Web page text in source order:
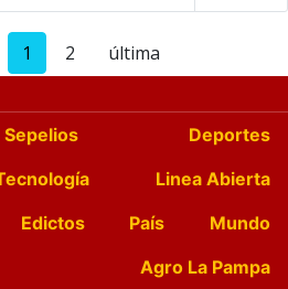
1 2 última
Sepelios
Deportes
Linea Abierta
Edictos País
Mundo
Agro La Pampa